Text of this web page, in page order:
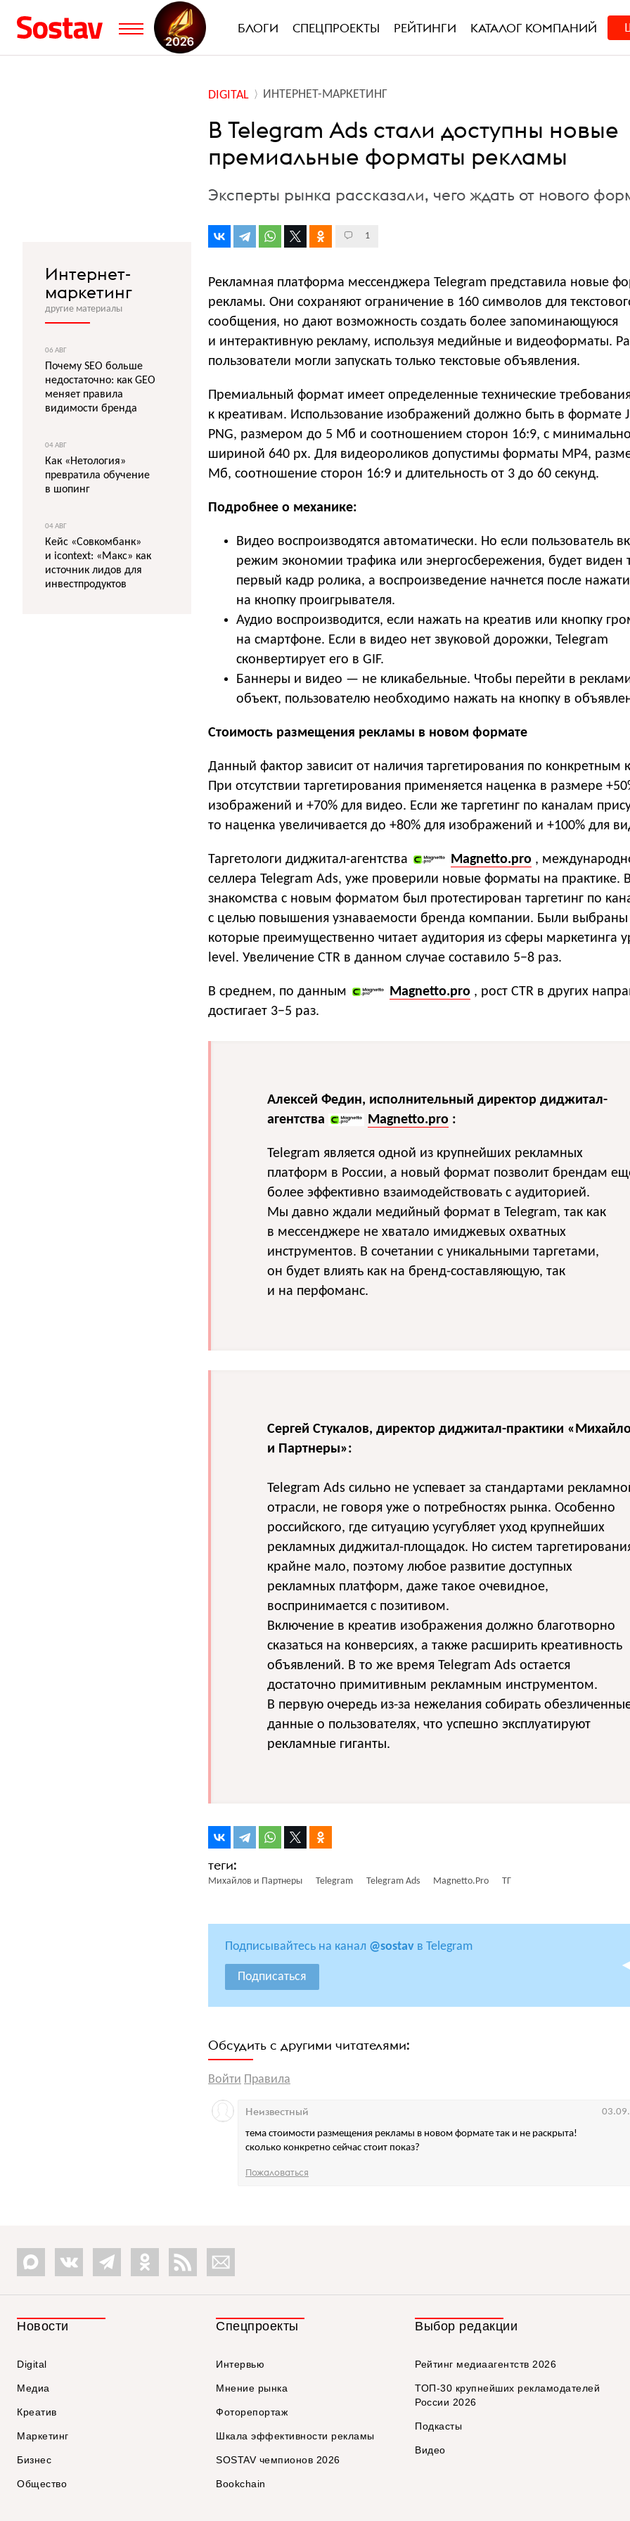
БЛОГИ СПЕЦПРОЕКТЫ РЕЙТИНГИ КАТАЛОГ КОМПАНИЙ
DIGITAL ИНТЕРНЕТ-МАРКЕТИНГ
В Telegram Ads стали доступны новые
премиальные форматы рекламы
Эксперты рынка рассказали, чего ждать от нового
1
Рекламная платформа мессенджера Telegram представила новые
рекламы. Они сохраняют ограничение в 160 символов для
сообщения, но дают возможность создать более запоминающуюся
и интерактивную рекламу, используя медийные и видеоформаты.
пользователи могли запускать только текстовые объявления.
Премиальный формат имеет определенные технические
к креативам. Использование изображений должно быть в формате
PNG, размером до 5 Мб и соотношением сторон 16:9, с
шириной 640 px. Для видеороликов допустимы форматы MP4,
Мб, соотношение сторон 16:9 и длительность от 3 до 60 секунд.
Подробнее о механике:
Видео воспроизводятся автоматически. Но если пользователь
режим экономии трафика или энергосбережения, будет виден
первый кадр ролика, а воспроизведение начнется после
на кнопку проигрывателя.
Аудио воспроизводится, если нажать на креатив или кнопку
на смартфоне. Если в видео нет звуковой дорожки, Telegram
сконвертирует его в GIF.
Баннеры и видео — не кликабельные. Чтобы перейти в
объект, пользователю необходимо нажать на кнопку в
Стоимость размещения рекламы в новом формате
Данный фактор зависит от наличия таргетирования по конкретным
При отсутствии таргетирования применяется наценка в размере
изображений и +70% для видео. Если же таргетинг по каналам
то наценка увеличивается до +80% для изображений и +100% для
Таргетологи диджитал-агентства Magnetto.pro ,
селлера Telegram Ads, уже проверили новые форматы на практике.
знакомства с новым форматом был протестирован таргетинг по
с целью повышения узнаваемости бренда компании. Были
которые преимущественно читает аудитория из сферы маркетинга
level. Увеличение CTR в данном случае составило 5−8 раз.
В среднем, по данным Magnetto.pro , рост CTR в других
достигает 3−5 раз.
Алексей Федин, исполнительный директор диджитал-
агентства
Magnetto.pro :
Telegram является одной из крупнейших рекламных
платформ в России, а новый формат позволит брендам
более эффективно взаимодействовать с аудиторией.
Мы давно ждали медийный формат в Telegram, так как
в мессенджере не хватало имиджевых охватных
инструментов. В сочетании с уникальными таргетами,
он будет влиять как на бренд-составляющую, так
и на перфоманс.
Сергей Стукалов, директор диджитал-практики
и Партнеры»:
Telegram Ads сильно не успевает за стандартами
отрасли, не говоря уже о потребностях рынка. Особенно
российского, где ситуацию усугубляет уход крупнейших
рекламных диджитал-площадок. Но систем
крайне мало, поэтому любое развитие доступных
рекламных платформ, даже такое очевидное,
воспринимается с позитивом.
Включение в креатив изображения должно благотворно
сказаться на конверсиях, а также расширить креативность
объявлений. В то же время Telegram Ads остается
достаточно примитивным рекламным инструментом.
В первую очередь из-за нежелания собирать
данные о пользователях, что успешно эксплуатируют
рекламные гиганты.
Михайлов и Партнеры Telegram Telegram Ads Magnetto.Pro ТГ
Подписывайтесь на канал @sostav в Telegram
Подписаться
Обсудить с другими читателями:
Войти Правила
тема стоимости размещения рекламы в новом формате так и не раскрыта!
сколько конкретно сейчас стоит показ?
Неизвестный
Пожаловаться
Интернет-
маркетинг
другие материалы
06 АВГ
Почему SEO больше
недостаточно: как GEO
меняет правила
видимости бренда
04 АВГ
Как «Нетология»
превратила обучение
в шопинг
04 АВГ
Кейс «Совкомбанк»
и icontext: «Макс» как
источник лидов для
инвестпродуктов
Новости
Digital
Медиа
Креатив
Маркетинг
Бизнес
Общество
Спецпроекты
Интервью
Мнение рынка
Фоторепортаж
Шкала эффективности рекламы
SOSTAV чемпионов 2026
Bookchain
Выбор редакции
Рейтинг медиаагентств 2026
ТОП-30 крупнейших рекламодателей
России 2026
Подкасты
Видео